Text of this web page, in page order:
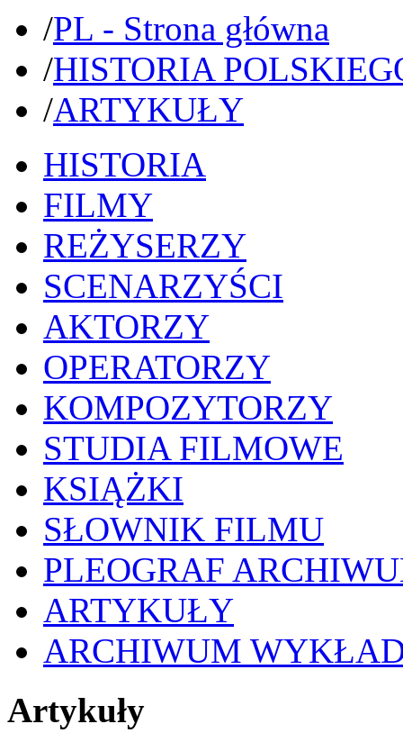
/PL - Strona główna
/HISTORIA
/ARTYKUŁY
HISTORIA
FILMY
REŻYSERZY
SCENARZYŚCI
AKTORZY
OPERATORZY
KOMPOZYTORZY
STUDIA FILMOWE
KSIĄŻKI
SŁOWNIK FILMU
PLEOGRAF
ARTYKUŁY
ARCHIWUM
Artykuły